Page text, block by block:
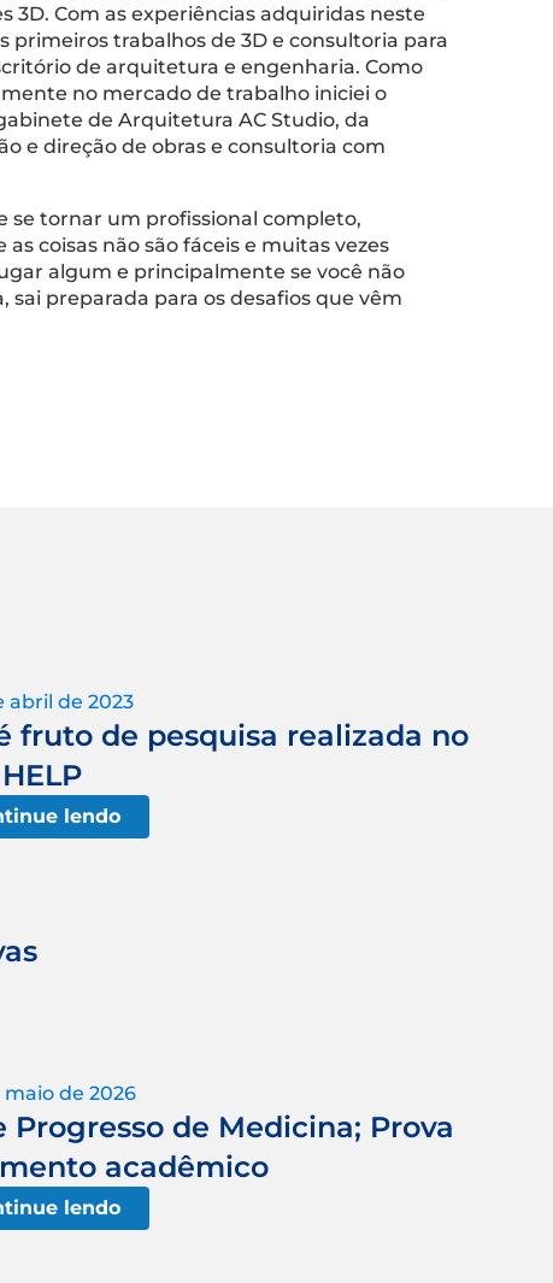
Com as experiências adquiridas neste
trabalhos de 3D e consultoria para
de arquitetura e engenharia. Como
no mercado de trabalho iniciei o
de Arquitetura AC Studio, da
e direção de obras e consultoria com
se tornar um profissional completo,
coisas não são fáceis e muitas vezes
algum e principalmente se você não
preparada para os desafios que vêm
abril de 2023
fruto de pesquisa realizada no
HELP
lendo
maio de 2026
Progresso de Medicina; Prova
acadêmico
lendo